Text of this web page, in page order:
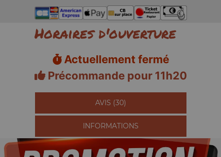
Horaires d'ouverture
Actuellement fermé
Précommande pour 11h20
AVIS (30)
INFORMATIONS